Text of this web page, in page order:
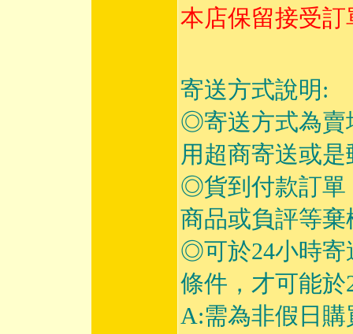
本店保留接受
寄送方式說明:
◎寄送方式為賣
用超商寄送或
◎貨到付款訂單
商品或負評等
◎可於24小時寄
條件，才可能
A:需為非假日